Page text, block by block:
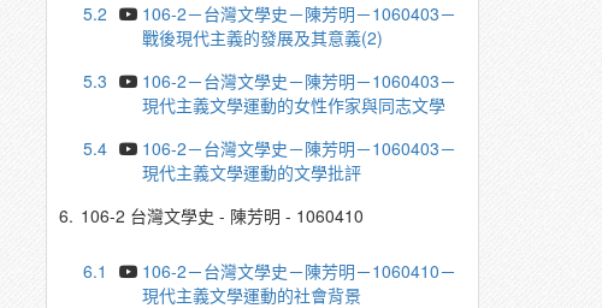
5.2
106-2－台灣文學史－陳芳明－1060403－
戰後現代主義的發展及其意義(2)
5.3
106-2－台灣文學史－陳芳明－1060403－
現代主義文學運動的女性作家與同志文學
5.4
106-2－台灣文學史－陳芳明－1060403－
現代主義文學運動的文學批評
6. 106-2 台灣文學史 - 陳芳明 - 1060410
6.1
106-2－台灣文學史－陳芳明－1060410－
現代主義文學運動的社會背景